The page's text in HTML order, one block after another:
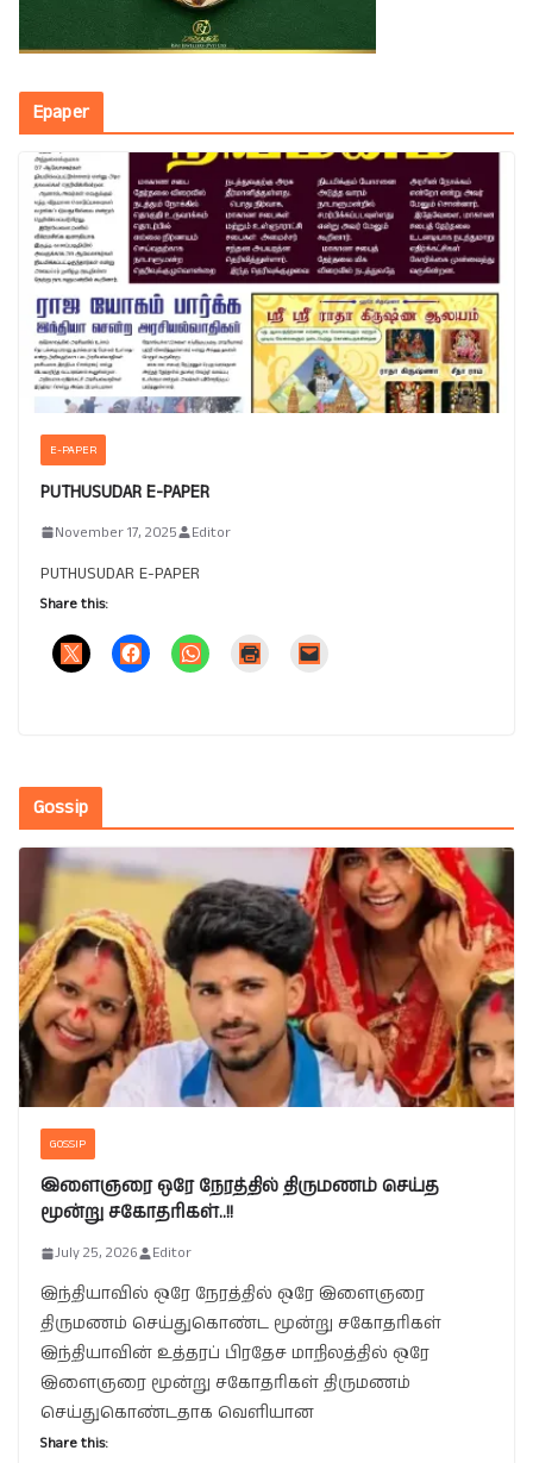
Epaper
E-PAPER
PUTHUSUDAR E-PAPER
November 17, 2025 Editor
PUTHUSUDAR E-PAPER
Share this:
Gossip
GOSSIP
இளைஞரை ஒரே நேரத்தில் திருமணம் செய்த
மூன்று சகோதரிகள்..!!
July 25, 2026 Editor
இந்தியாவில் ஒரே நேரத்தில் ஒரே இளைஞரை
திருமணம் செய்துகொண்ட மூன்று சகோதரிகள்
இந்தியாவின் உத்தரப் பிரதேச மாநிலத்தில் ஒரே
இளைஞரை மூன்று சகோதரிகள் திருமணம்
செய்துகொண்டதாக வெளியான
Share this: